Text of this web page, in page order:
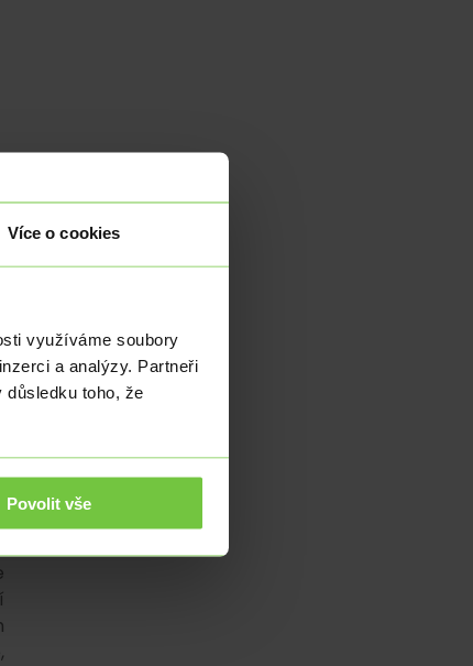
Více o cookies
využíváme soubory
a analýzy. Partneři
toho, že
Povolit vše